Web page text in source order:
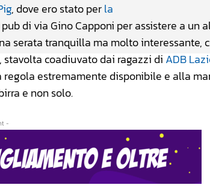
, dove ero stato perla
di via Gino Capponi per assistere a un
serata tranquilla ma molto interessante,
coadiuvato dai ragazzi di ADB
regola estremamente disponibile e alla
e non solo.
-